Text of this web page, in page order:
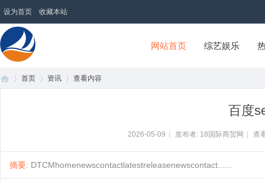
设为首页 收藏本站
18国际商贸网
网站首页 综艺娱乐
首页 资讯 查看内容
百度
2026-05-09 发布者: 18国际商贸网 查
摘要: DTCMhomenewscontactlatestreleasenewscontact......